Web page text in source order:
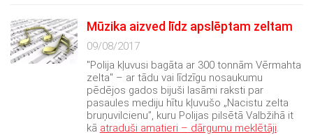
Mūzika aizved līdz apslēptam zeltam
09/08/2017
"Polija kļuvusi bagāta ar 300 tonnām Vērmahta
zelta" – ar tādu vai līdzīgu nosaukumu
pēdējos gados bijuši lasāmi raksti par
pasaules mediju hītu kļuvušo „Nacistu zelta
bruņuvilcienu”, kuru Polijas pilsētā Valbžihā it
kā atraduši amatieri – dārgumu meklētāji.